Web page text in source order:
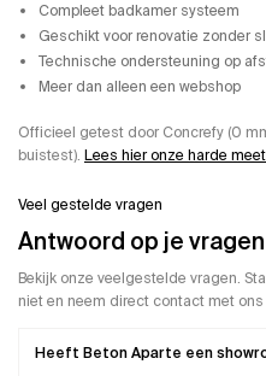
Compleet badkamer systeem
Geschikt voor renovatie zonder
Technische ondersteuning op
Meer dan alleen een webshop
Officieel getest door Concrefy (0
buistest). Lees hier onze harde
Veel gestelde vragen
Antwoord op je vragen
Bekijk onze veelgestelde vragen.
niet en neem direct contact met
Heeft Beton Aparte een